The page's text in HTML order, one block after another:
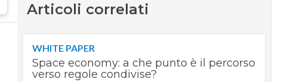
Articoli correlati
WHITE PAPER
Space economy: a che punto è il percorso
verso regole condivise?